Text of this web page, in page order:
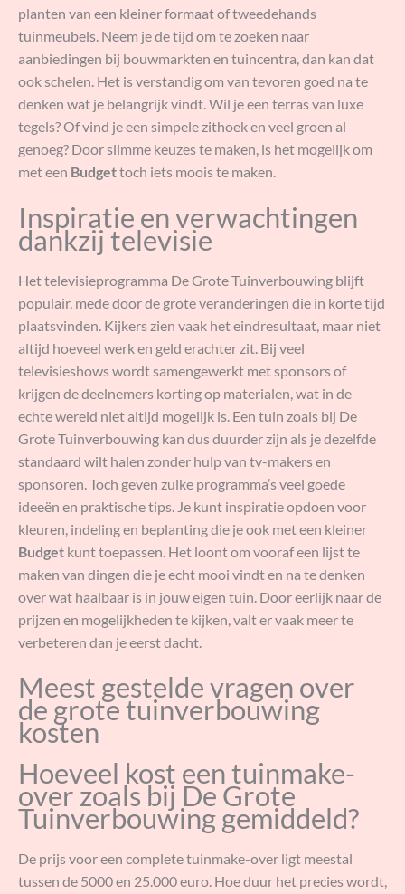
planten van een kleiner formaat of tweedehands
tuinmeubels. Neem je de tijd om te zoeken naar
aanbiedingen bij bouwmarkten en tuincentra, dan kan dat
ook schelen. Het is verstandig om van tevoren goed na te
denken wat je belangrijk vindt. Wil je een terras van luxe
tegels? Of vind je een simpele zithoek en veel groen al
genoeg? Door slimme keuzes te maken, is het mogelijk om
met een Budgettoch iets moois te maken.
Inspiratie en verwachtingen
dankzij televisie
Het televisieprogramma De Grote Tuinverbouwing blijft
populair, mede door de grote veranderingen die in korte tijd
plaatsvinden. Kijkers zien vaak het eindresultaat, maar niet
altijd hoeveel werk en geld erachter zit. Bij veel
televisieshows wordt samengewerkt met sponsors of
krijgen de deelnemers korting op materialen, wat in de
echte wereld niet altijd mogelijk is. Een tuin zoals bij De
Grote Tuinverbouwing kan dus duurder zijn als je dezelfde
standaard wilt halen zonder hulp van tv-makers en
sponsoren. Toch geven zulke programma’s veel goede
ideeën en praktische tips. Je kunt inspiratie opdoen voor
kleuren, indeling en beplanting die je ook met een kleiner
Budget kunt toepassen. Het loont om vooraf een lijst te
maken van dingen die je echt mooi vindt en na te denken
over wat haalbaar is in jouw eigen tuin. Door eerlijk naar de
prijzen en mogelijkheden te kijken, valt er vaak meer te
verbeteren dan je eerst dacht.
Meest gestelde vragen over
de grote tuinverbouwing
kosten
Hoeveel kost een tuinmake-
over zoals bij De Grote
Tuinverbouwing gemiddeld?
De prijs voor een complete tuinmake-over ligt meestal
tussen de 5000 en 25.000 euro. Hoe duur het precies wordt,